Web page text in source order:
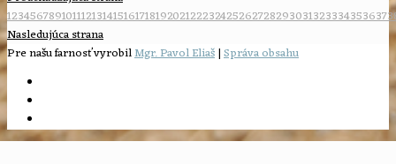
12345678910111213141516171819202122232425262728293031323334353637
Nasledujúca strana
Pre našu farnosť vyrobilMgr. Pavol Eliaš|Správa obsahu